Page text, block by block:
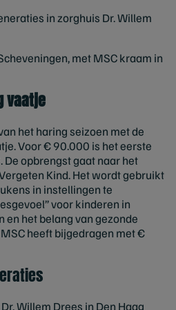
in zorghuis Dr. Willem
met MSC kraam in
vaatje
het haring seizoen met de
Voor € 90.000 is het eerste
De opbrengst gaat naar het
Kind. Het wordt gebruikt
in instellingen te
voor kinderen in
het belang van gezonde
heeft bijgedragen met €
Willem Drees in Den Haag